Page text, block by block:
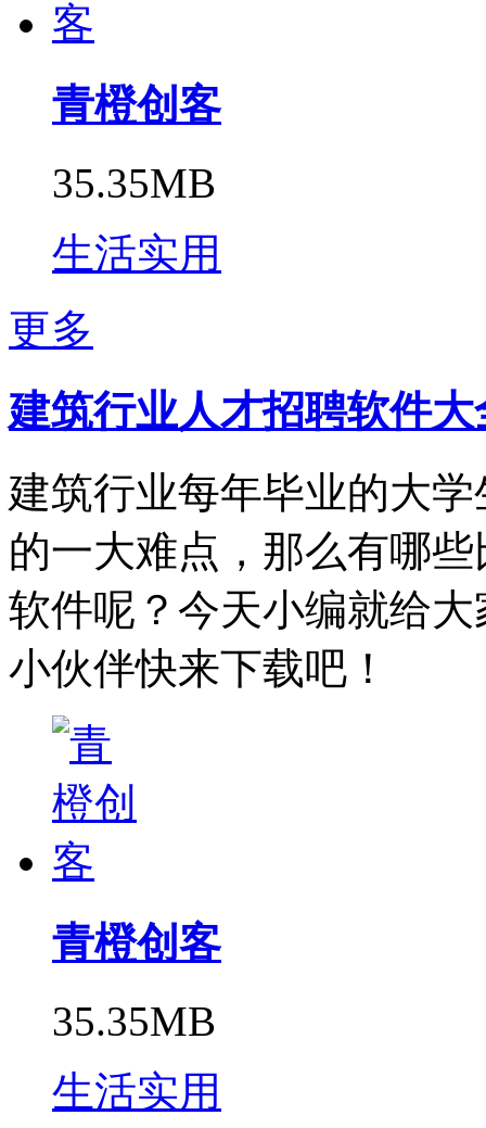
青橙创客
35.35MB
生活实用
更多
建筑行业人才招聘软件大
建筑行业每年毕业的大
的一大难点，那么有哪
软件呢？今天小编就给
小伙伴快来下载吧！
青橙创客
35.35MB
生活实用